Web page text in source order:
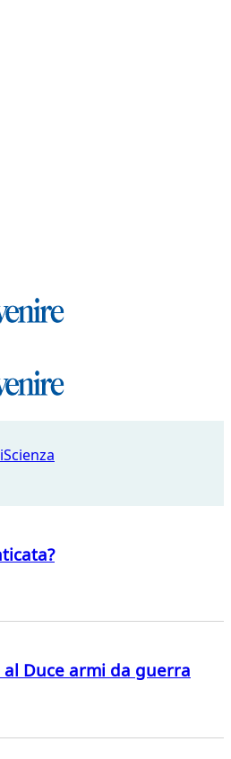
Scienza
al Duce armi da guerra